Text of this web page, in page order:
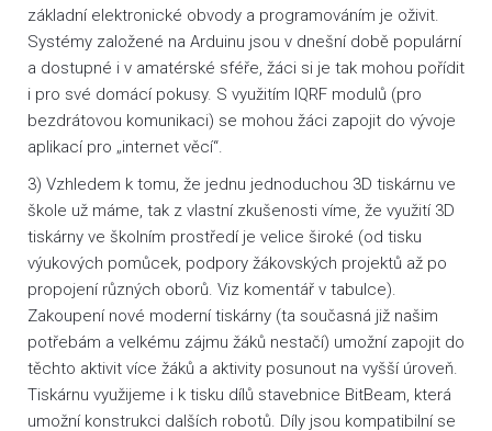
základní elektronické obvody a programováním je oživit.
Systémy založené na Arduinu jsou v dnešní době populární
a dostupné i v amatérské sféře, žáci si je tak mohou pořídit
i pro své domácí pokusy. S využitím IQRF modulů (pro
bezdrátovou komunikaci) se mohou žáci zapojit do vývoje
aplikací pro „internet věcí“.
3) Vzhledem k tomu, že jednu jednoduchou 3D tiskárnu ve
škole už máme, tak z vlastní zkušenosti víme, že využití 3D
tiskárny ve školním prostředí je velice široké (od tisku
výukových pomůcek, podpory žákovských projektů až po
propojení různých oborů. Viz komentář v tabulce).
Zakoupení nové moderní tiskárny (ta současná již našim
potřebám a velkému zájmu žáků nestačí) umožní zapojit do
těchto aktivit více žáků a aktivity posunout na vyšší úroveň.
Tiskárnu využijeme i k tisku dílů stavebnice BitBeam, která
umožní konstrukci dalších robotů. Díly jsou kompatibilní se